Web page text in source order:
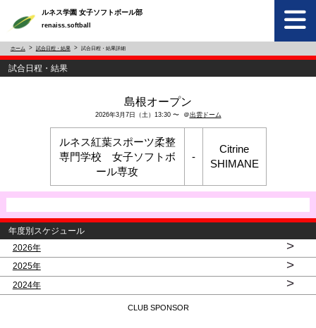
ルネス学園 女子ソフトボール部
renaiss.softball
ホーム 試合日程・結果 試合日程・結果詳細
試合日程・結果
島根オープン
2026年3月7日（土）13:30 〜 ＠出雲ドーム
ルネス紅葉スポーツ柔整
専門学校 女子ソフトボ
ール専攻
-
Citrine
SHIMANE
年度別スケジュール
2026年
>
2025年 >
2024年 >
CLUB SPONSOR